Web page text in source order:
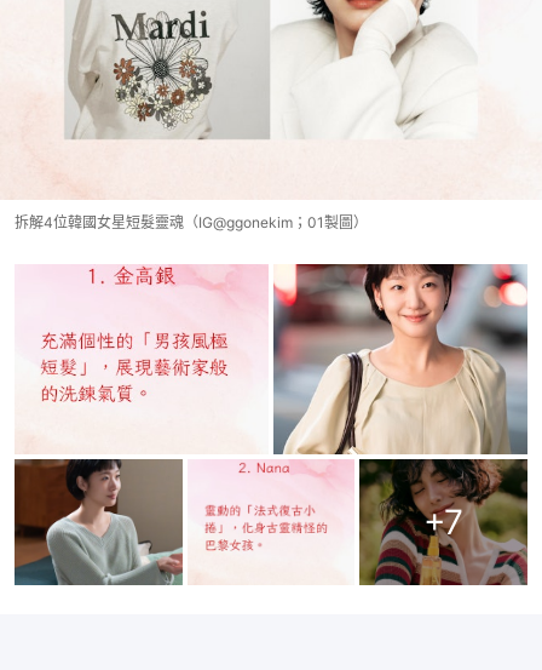
拆解4位韓國女星短髮靈魂（IG@ggonekim；01製圖）
+7